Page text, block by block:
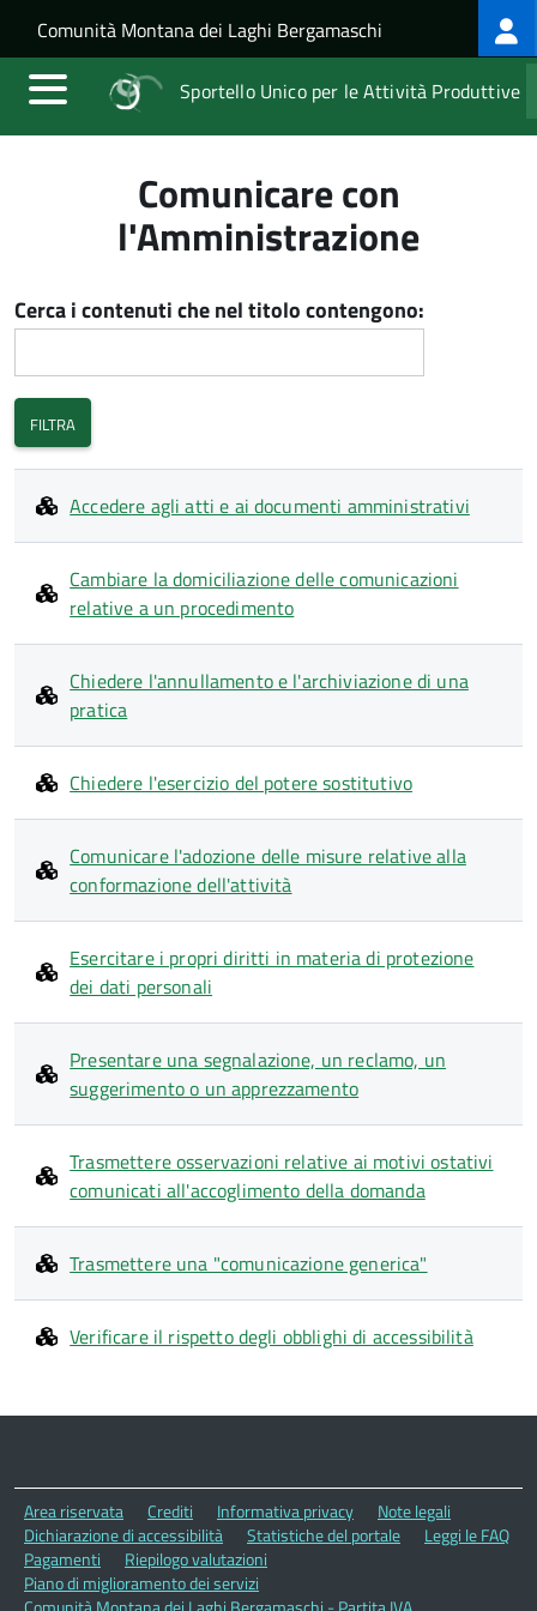
Salta al contenuto principale
Skip to site navigation
Comunità Montana dei Laghi Bergamaschi
Sportello Unico per le Attività Produttive
Comunicare con
l'Amministrazione
Cerca i contenuti che nel titolo contengono:
Accedere agli atti e ai documenti amministrativi
Cambiare la domiciliazione delle comunicazioni
relative a un procedimento
Chiedere l'annullamento e l'archiviazione di una
pratica
Chiedere l'esercizio del potere sostitutivo
Comunicare l'adozione delle misure relative alla
conformazione dell'attività
Esercitare i propri diritti in materia di protezione
dei dati personali
Presentare una segnalazione, un reclamo, un
suggerimento o un apprezzamento
Trasmettere osservazioni relative ai motivi ostativi
comunicati all'accoglimento della domanda
Trasmettere una "comunicazione generica"
Verificare il rispetto degli obblighi di accessibilità
Area riservata Crediti Informativa privacy
Note legali
Dichiarazione di accessibilità
Statistiche del portale
Leggi le FAQ
Pagamenti
Riepilogo valutazioni
Piano di miglioramento dei servizi